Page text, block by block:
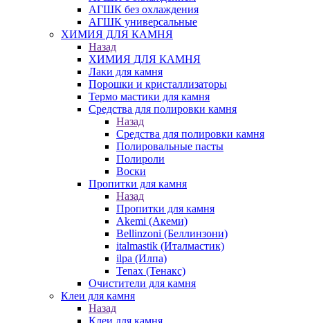
АГШК без охлаждения
АГШК универсальные
ХИМИЯ ДЛЯ КАМНЯ
Назад
ХИМИЯ ДЛЯ КАМНЯ
Лаки для камня
Порошки и кристаллизаторы
Термо мастики для камня
Средства для полировки камня
Назад
Средства для полировки камня
Полировальные пасты
Полироли
Воски
Пропитки для камня
Назад
Пропитки для камня
Akemi (Акеми)
Bellinzoni (Беллинзони)
italmastik (Италмастик)
ilpa (Илпа)
Tenax (Тенакс)
Очистители для камня
Клеи для камня
Назад
Клеи для камня